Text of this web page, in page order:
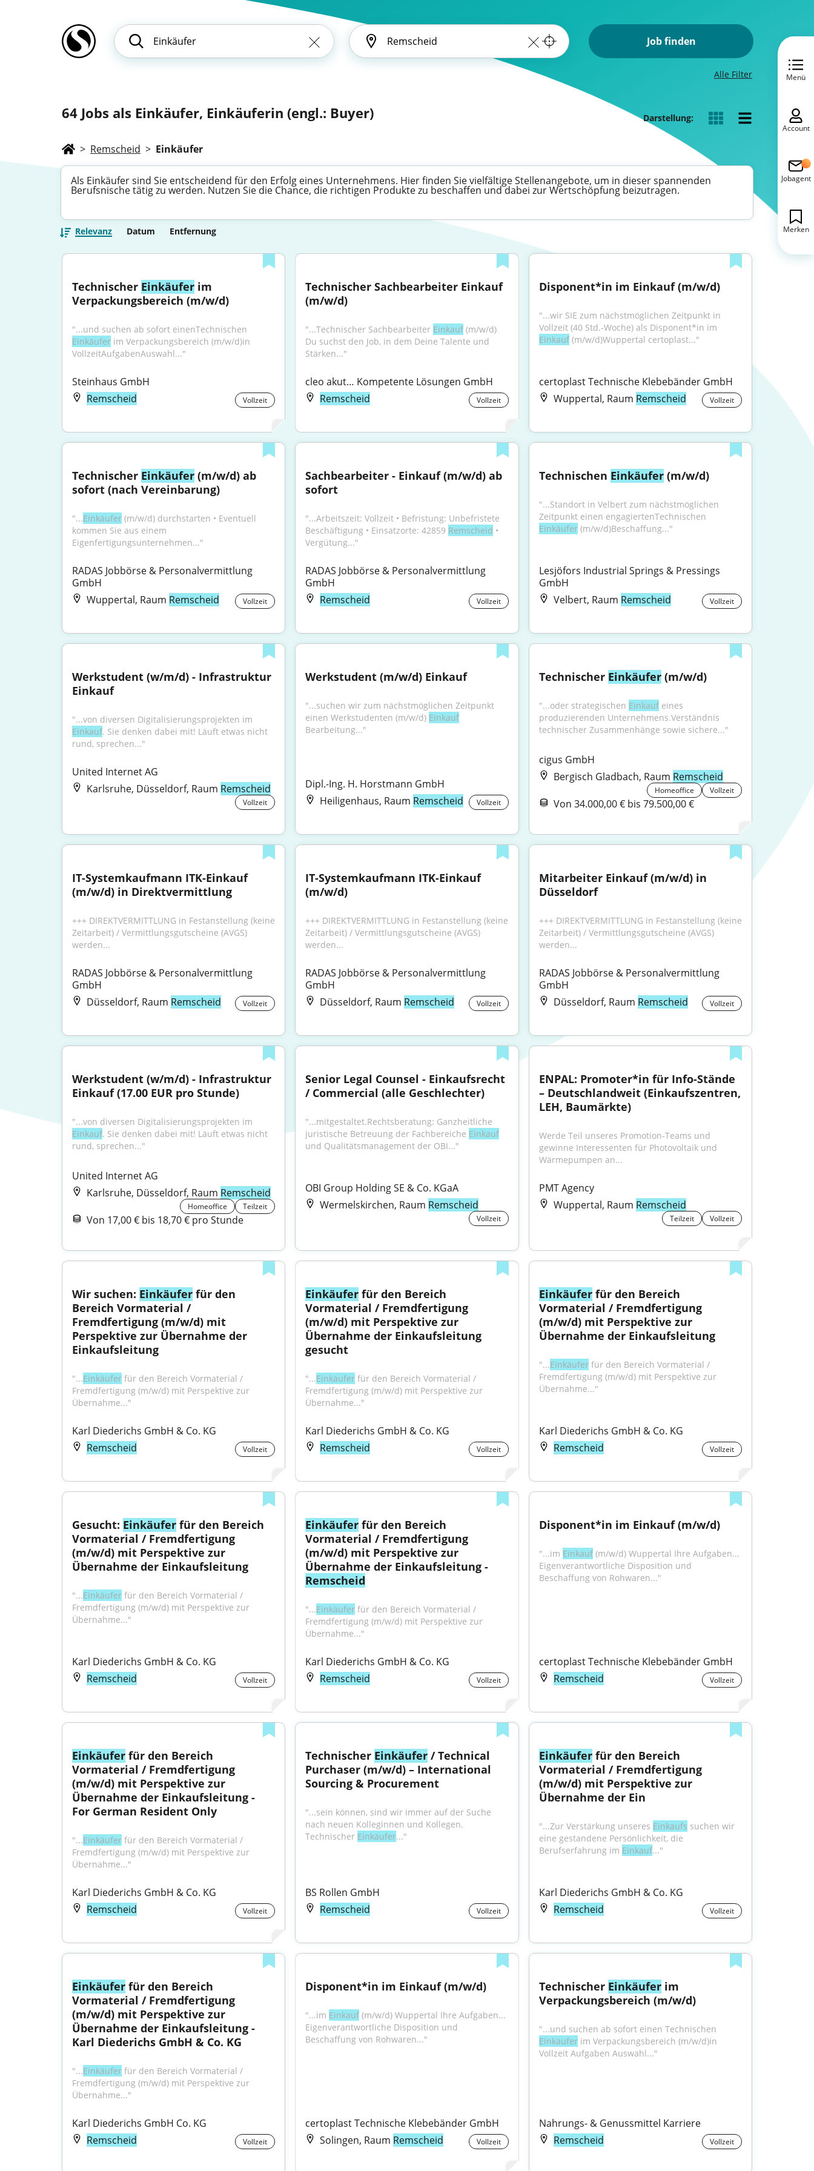
Job finden
Alle Filter
64 Jobs als Einkäufer, Einkäuferin (engl.: Buyer) Darstellung:
> Remscheid > Einkäufer
Als Einkäufer sind Sie entscheidend für den Erfolg eines Unternehmens. Hier finden Sie vielfältige Stellenangebote, um in dieser spannenden
Berufsnische tätig zu werden. Nutzen Sie die Chance, die richtigen Produkte zu beschaffen und dabei zur Wertschöpfung beizutragen.
Relevanz Datum Entfernung
Technischer Einkäufer im
Verpackungsbereich (m/w/d)
Einkäufer im Verpackungsbereich (m/w/d)in
VollzeitAufgabenAuswahl..."
Steinhaus GmbH
Remscheid
Vollzeit
Technischer Sachbearbeiter Einkauf
(m/w/d)
"...Technischer Sachbearbeiter Einkauf (m/w/d)
Du suchst den Job, in dem Deine Talente und
Stärken..."
cleo akut… Kompetente Lösungen GmbH
Remscheid
Vollzeit
Disponent*in im Einkauf (m/w/d)
"...wir SIE zum nächstmöglichen Zeitpunkt in
Einkauf (m/w/d)Wuppertal certoplast..."
certoplast Technische Klebebänder GmbH
Wuppertal, Raum Remscheid Vollzeit
Technischer Einkäufer (m/w/d) ab
sofort (nach Vereinbarung)
"...Einkäufer (m/w/d) durchstarten • Eventuell
kommen Sie aus einem
Eigenfertigungsunternehmen..."
RADAS Jobbörse & Personalvermittlung
GmbH
Wuppertal, Raum Remscheid Vollzeit
Sachbearbeiter - Einkauf (m/w/d) ab
sofort
"...Arbeitszeit: Vollzeit • Befristung: Unbefristete
Beschäftigung • Einsatzorte: 42859 Remscheid •
Vergütung..."
RADAS Jobbörse & Personalvermittlung
GmbH
Remscheid
Vollzeit
Technischen Einkäufer (m/w/d)
"...Standort in Velbert zum nächstmöglichen
Einkäufer (m⁠/⁠w⁠/⁠d)Beschaffung..."
Lesjöfors Industrial Springs & Pressings
GmbH
Velbert, Raum Remscheid Vollzeit
Werkstudent (w/m/d) - Infrastruktur
Einkauf
Einkauf. Sie denken dabei mit! Läuft etwas nicht
rund, sprechen..."
United Internet AG
Karlsruhe, Düsseldorf, Raum Remscheid
Vollzeit
Werkstudent (m/w/d) Einkauf
"...suchen wir zum nächstmöglichen Zeitpunkt
einen Werkstudenten (m/w/d) Einkauf
Bearbeitung..."
Dipl.-Ing. H. Horstmann GmbH
Heiligenhaus, Raum Remscheid Vollzeit
Technischer Einkäufer (m/w/d)
"...oder strategischen Einkauf eines
produzierenden Unternehmens.Verständnis
technischer Zusammenhänge sowie sichere..."
cigus GmbH
Bergisch Gladbach, Raum Remscheid
Homeoffice Vollzeit
Von 34.000,00 € bis 79.500,00 €
IT-Systemkaufmann ITK-Einkauf
(m/w/d) in Direktvermittlung
+++ DIREKTVERMITTLUNG in Festanstellung (keine
Zeitarbeit) / Vermittlungsgutscheine (AVGS)
werden...
RADAS Jobbörse & Personalvermittlung
GmbH
Düsseldorf, Raum Remscheid Vollzeit
IT-Systemkaufmann ITK-Einkauf
(m/w/d)
+++ DIREKTVERMITTLUNG in Festanstellung (keine
Zeitarbeit) / Vermittlungsgutscheine (AVGS)
werden...
RADAS Jobbörse & Personalvermittlung
GmbH
Düsseldorf, Raum Remscheid Vollzeit
Mitarbeiter Einkauf (m/w/d) in
Düsseldorf
+++ DIREKTVERMITTLUNG in Festanstellung (keine
Zeitarbeit) / Vermittlungsgutscheine (AVGS)
werden...
RADAS Jobbörse & Personalvermittlung
GmbH
Düsseldorf, Raum Remscheid Vollzeit
Werkstudent (w/m/d) - Infrastruktur
Einkauf (17.00 EUR pro Stunde)
Einkauf. Sie denken dabei mit! Läuft etwas nicht
rund, sprechen..."
United Internet AG
Karlsruhe, Düsseldorf, Raum Remscheid
Homeoffice Teilzeit
Von 17,00 € bis 18,70 € pro Stunde
Senior Legal Counsel - Einkaufsrecht
/ Commercial (alle Geschlechter)
"...mitgestaltet.Rechtsberatung: Ganzheitliche
juristische Betreuung der Fachbereiche Einkauf
und Qualitätsmanagement der OBI..."
OBI Group Holding SE & Co. KGaA
Wermelskirchen, Raum Remscheid
Vollzeit
ENPAL: Promoter*in für Info-Stände
– Deutschlandweit (Einkaufszentren,
LEH, Baumärkte)
Werde Teil unseres Promotion-Teams und
gewinne Interessenten für Photovoltaik und
Wärmepumpen an...
PMT Agency
Wuppertal, Raum Remscheid
Teilzeit Vollzeit
Wir suchen: Einkäufer für den
Bereich Vormaterial /
Fremdfertigung (m/w/d) mit
Perspektive zur Übernahme der
Einkaufsleitung
"...Einkäufer für den Bereich Vormaterial /
Fremdfertigung (m/w/d) mit Perspektive zur
Übernahme..."
Karl Diederichs GmbH & Co. KG
Remscheid
Vollzeit
Einkäufer für den Bereich
Vormaterial / Fremdfertigung
(m/w/d) mit Perspektive zur
Übernahme der Einkaufsleitung
gesucht
"...Einkäufer für den Bereich Vormaterial /
Fremdfertigung (m/w/d) mit Perspektive zur
Übernahme..."
Karl Diederichs GmbH & Co. KG
Remscheid
Vollzeit
Einkäufer für den Bereich
Vormaterial / Fremdfertigung
(m/w/d) mit Perspektive zur
Übernahme der Einkaufsleitung
"...Einkäufer für den Bereich Vormaterial /
Fremdfertigung (m/w/d) mit Perspektive zur
Übernahme..."
Karl Diederichs GmbH & Co. KG
Remscheid
Vollzeit
Gesucht: Einkäufer für den Bereich
Vormaterial / Fremdfertigung
(m/w/d) mit Perspektive zur
Übernahme der Einkaufsleitung
"...Einkäufer für den Bereich Vormaterial /
Fremdfertigung (m/w/d) mit Perspektive zur
Übernahme..."
Karl Diederichs GmbH & Co. KG
Remscheid
Vollzeit
Einkäufer für den Bereich
Vormaterial / Fremdfertigung
(m/w/d) mit Perspektive zur
Remscheid
"...Einkäufer für den Bereich Vormaterial /
Fremdfertigung (m/w/d) mit Perspektive zur
Übernahme..."
Karl Diederichs GmbH & Co. KG
Remscheid
Vollzeit
Disponent*in im Einkauf (m/w/d)
"...im Einkauf (m/w/d) Wuppertal Ihre Aufgaben...
Eigenverantwortliche Disposition und
Beschaffung von Rohwaren..."
certoplast Technische Klebebänder GmbH
Remscheid
Vollzeit
Einkäufer für den Bereich
Vormaterial / Fremdfertigung
(m/w/d) mit Perspektive zur
Übernahme der Einkaufsleitung -
For German Resident Only
"...Einkäufer für den Bereich Vormaterial /
Fremdfertigung (m/w/d) mit Perspektive zur
Übernahme..."
Karl Diederichs GmbH & Co. KG
Remscheid
Vollzeit
Technischer Einkäufer / Technical
Purchaser (m/w/d) – International
Sourcing & Procurement
"...sein können, sind wir immer auf der Suche
nach neuen Kolleginnen und Kollegen.
Technischer Einkäufer..."
BS Rollen GmbH
Remscheid
Vollzeit
Einkäufer für den Bereich
Vormaterial / Fremdfertigung
(m/w/d) mit Perspektive zur
Übernahme der Ein
"...Zur Verstärkung unseres Einkaufs suchen wir
eine gestandene Persönlichkeit, die
Berufserfahrung im Einkauf..."
Karl Diederichs GmbH & Co. KG
Remscheid
Vollzeit
Einkäufer für den Bereich
Vormaterial / Fremdfertigung
(m/w/d) mit Perspektive zur
Übernahme der Einkaufsleitung -
Karl Diederichs GmbH & Co. KG
"...Einkäufer für den Bereich Vormaterial /
Fremdfertigung (m/w/d) mit Perspektive zur
Übernahme..."
Karl Diederichs GmbH Co. KG
Remscheid
Vollzeit
Disponent*in im Einkauf (m/w/d)
"...im Einkauf (m/w/d) Wuppertal Ihre Aufgaben...
Eigenverantwortliche Disposition und
Beschaffung von Rohwaren..."
certoplast Technische Klebebänder GmbH
Solingen, Raum Remscheid Vollzeit
Technischer Einkäufer im
Verpackungsbereich (m/w/d)
Einkäufer im Verpackungsbereich (m/w/d)in
Vollzeit Aufgaben Auswahl..."
Nahrungs- & Genussmittel Karriere
Remscheid
Vollzeit
Menü
Account
Jobagent
Merken